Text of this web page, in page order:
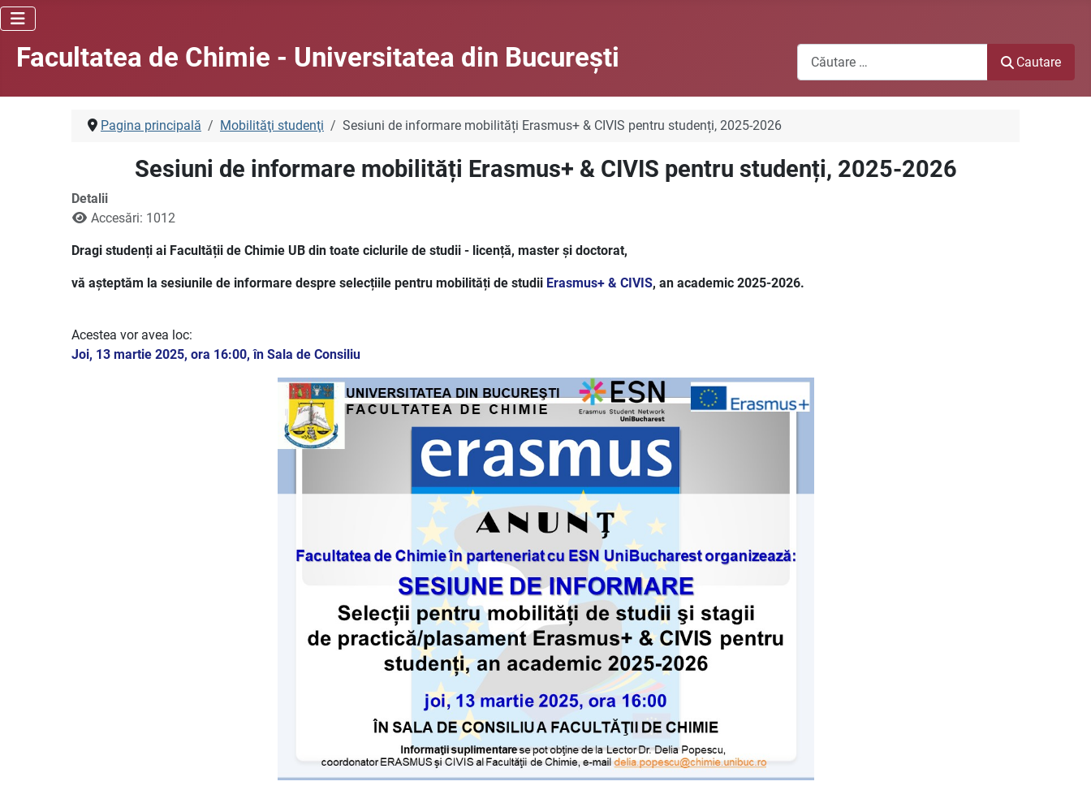
Facultatea de Chimie - Universitatea din Bucureşti Cautare
Cautare
Pagina principală Mobilităţi studenţi Sesiuni de informare mobilități Erasmus+ & CIVIS pentru studenți, 2025-2026
Sesiuni de informare mobilități Erasmus+ & CIVIS pentru studenți, 2025-2026
Detalii
Accesări: 1012
Dragi studenți ai Facultății de Chimie UB din toate ciclurile de studii - licență, master și doctorat,
vă așteptăm la sesiunile de informare despre selecțiile pentru mobilități de studii Erasmus+ & CIVIS, an academic 2025-2026.
Acestea vor avea loc:
Joi, 13 martie 2025, ora 16:00, în Sala de Consiliu